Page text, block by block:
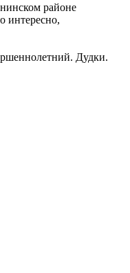
районе
интересно,
Дудки.